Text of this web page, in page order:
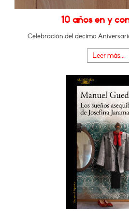
10 años en y
Celebración del decimo
Leer más...